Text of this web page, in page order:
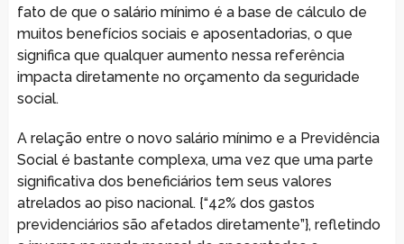
fato de que o salário mínimo é a base de cálculo de
muitos benefícios sociais e aposentadorias, o que
significa que qualquer aumento nessa referência
impacta diretamente no orçamento da seguridade
social.
A relação entre o novo salário mínimo e a Previdência
Social é bastante complexa, uma vez que uma parte
significativa dos beneficiários tem seus valores
atrelados ao piso nacional. {“42% dos gastos
previdenciários são afetados diretamente”}, refletindo